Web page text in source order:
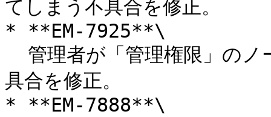
てしまう不具合を修正。
* **EM-7925**\
具合を修正。
* **EM-7888**\